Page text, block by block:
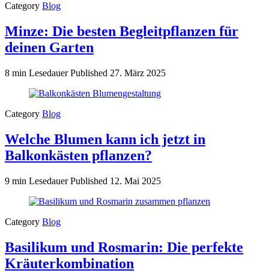
Category Blog
Minze: Die besten Begleitpflanzen für
deinen Garten
8 min LesedauerPublished 27. März 2025
Category Blog
Welche Blumen kann ich jetzt in
Balkonkästen pflanzen?
9 min LesedauerPublished 12. Mai 2025
Category Blog
Basilikum und Rosmarin: Die perfekte
Kräuterkombination